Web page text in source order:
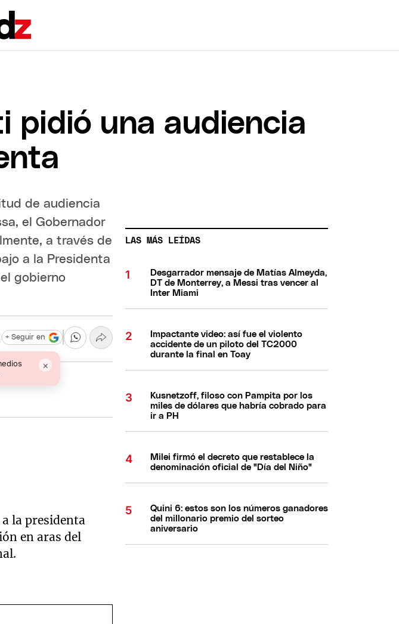
pidió una audiencia
de audiencia
el Gobernador
a través de
a la Presidenta
gobierno
×
+ Seguir en
la presidenta
en aras del
LAS MÁS LEÍDAS
Desgarrador mensaje de Matías Almeyda,
DT de Monterrey, a Messi tras vencer al
Inter Miami
Impactante video: así fue el violento
accidente de un piloto del TC2000
durante la final en Toay
Kusnetzoff, filoso con Pampita por los
miles de dólares que habría cobrado para
ir a PH
Milei firmó el decreto que restablece la
denominación oficial de "Día del Niño"
Quini 6: estos son los números ganadores
del millonario premio del sorteo
aniversario